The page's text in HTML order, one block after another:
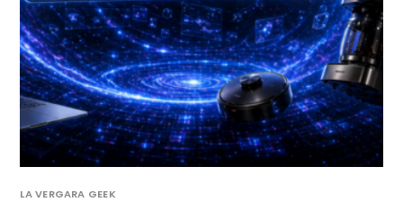
LA VERGARA GEEK